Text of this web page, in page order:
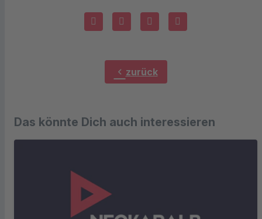
chevron_left zurück
Das könnte Dich auch interessieren